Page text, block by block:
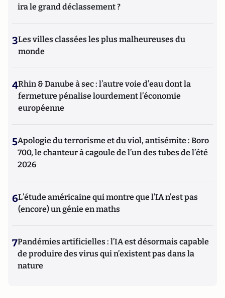
ira le grand déclassement ?
3Les villes classées les plus malheureuses du
monde
4Rhin & Danube à sec : l’autre voie d’eau dont la
fermeture pénalise lourdement l’économie
européenne
5Apologie du terrorisme et du viol, antisémite : Boro
700, le chanteur à cagoule de l’un des tubes de l’été
2026
6L’étude américaine qui montre que l’IA n’est pas
(encore) un génie en maths
7Pandémies artificielles : l’IA est désormais capable
de produire des virus qui n’existent pas dans la
nature